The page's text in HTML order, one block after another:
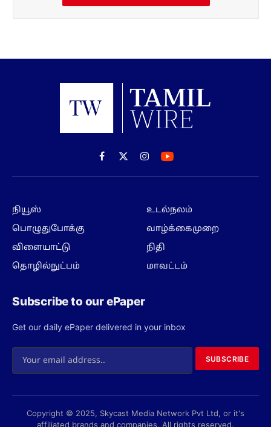
Facebook
X
(Twitter)
Instagram
நியூஸ்
பொழுதுபோக்கு
விளையாட்டு
தொழில்நுட்பம்
உடல்நலம்
வாழ்க்கைமுறை
நிதி
மாவட்டம்
Subscribe to our ePaper
Get our daily ePaper delivered in your inbox
SUBSCRIBE
Copyright © 2025, Skycast Media Network Pvt Ltd, or it's
affiliated brands and companies. All rights reserved.